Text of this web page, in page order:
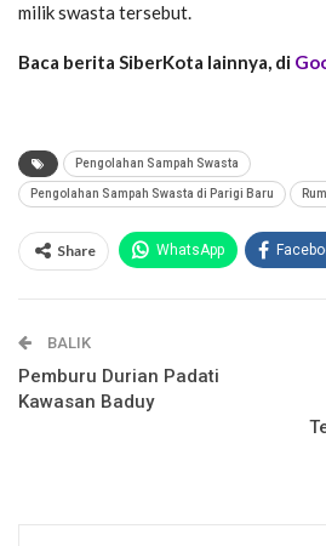
milik swasta tersebut.
Baca berita SiberKota lainnya, di
Pengolahan Sampah Swasta
Pengolahan Sampah Swasta di Parigi Baru
Share WhatsApp
Telegram
BALIK
Pemburu Durian Padati
Kawasan Baduy